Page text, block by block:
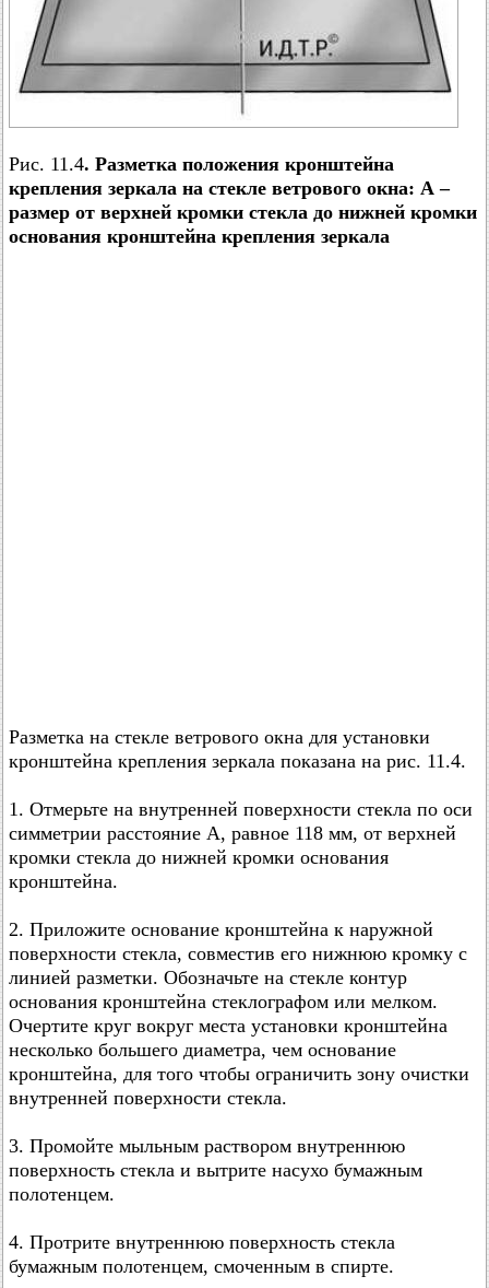
Рис. 11.4. Разметка положения кронштейна
крепления зеркала на стекле ветрового окна: А –
размер от верхней кромки стекла до нижней кромки
основания кронштейна крепления зеркала
Разметка на стекле ветрового окна для установки
кронштейна крепления зеркала показана на рис. 11.4.
1. Отмерьте на внутренней поверхности стекла по оси
симметрии расстояние А, равное 118 мм, от верхней
кромки стекла до нижней кромки основания
кронштейна.
2. Приложите основание кронштейна к наружной
поверхности стекла, совместив его нижнюю кромку с
линией разметки. Обозначьте на стекле контур
основания кронштейна стеклографом или мелком.
Очертите круг вокруг места установки кронштейна
несколько большего диаметра, чем основание
кронштейна, для того чтобы ограничить зону очистки
внутренней поверхности стекла.
3. Промойте мыльным раствором внутреннюю
поверхность стекла и вытрите насухо бумажным
полотенцем.
4. Протрите внутреннюю поверхность стекла
бумажным полотенцем, смоченным в спирте.